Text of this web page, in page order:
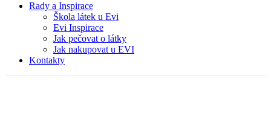
Rady a Inspirace
Škola látek u Evi
Evi Inspirace
Jak pečovat o látky
Jak nakupovat u EVI
Kontakty